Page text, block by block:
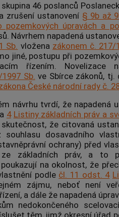
46 poslanců
zrušení ustanovení § 9b až
pozemkových úpravách a
Návrhem napadená
Sb. vložena zákonem č. 217/
jiné, postupu při
řízením. Novelizace
Sb. ve Sbírce zákonů,
České národní rady č.
návrhu tvrdí, že napadená
a 4 Listiny základních práv a
že citovaná
souhlasu dosavadního
ochrany) před
ze základních práv, a to
na okolnost, že
podle čl. 11 odst. 4
zájmu, neboť není
a dále že napadená
nedokončeného